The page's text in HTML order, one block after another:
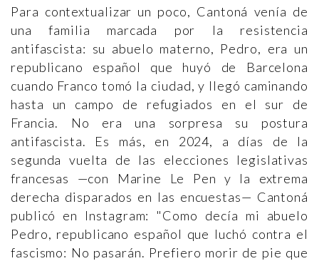
Para contextualizar un poco, Cantoná venía de
una familia marcada por la resistencia
antifascista: su abuelo materno, Pedro, era un
republicano español que huyó de Barcelona
cuando Franco tomó la ciudad, y llegó caminando
hasta un campo de refugiados en el sur de
Francia. No era una sorpresa su postura
antifascista. Es más, en 2024, a días de la
segunda vuelta de las elecciones legislativas
francesas —con Marine Le Pen y la extrema
derecha disparados en las encuestas— Cantoná
publicó en Instagram: "Como decía mi abuelo
Pedro, republicano español que luchó contra el
fascismo: No pasarán. Prefiero morir de pie que